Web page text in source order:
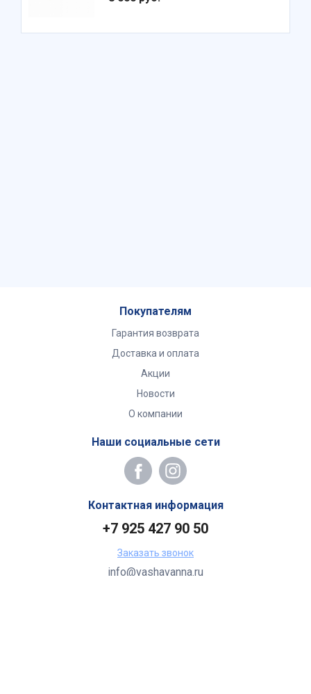
Покупателям
Гарантия возврата
Доставка и оплата
Акции
Новости
О компании
Наши социальные сети
Контактная информация
+7 925 427 90 50
Заказать звонок
info@vashavanna.ru